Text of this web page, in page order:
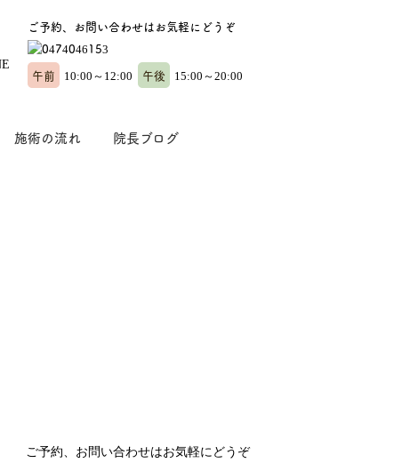
ご予約、お問い合わせはお気軽にどうぞ
午前 10:00～12:00 午後 15:00～20:00
施術の流れ 院長ブログ
ご予約、お問い合わせはお気軽にどうぞ